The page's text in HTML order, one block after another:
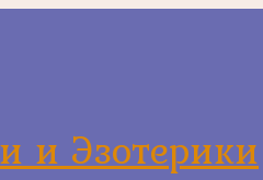
и Эзотерики